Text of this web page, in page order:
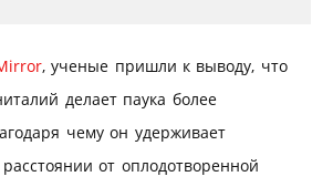
, ученые пришли к выводу, что
делает паука более
чему он удерживает
от оплодотворенной